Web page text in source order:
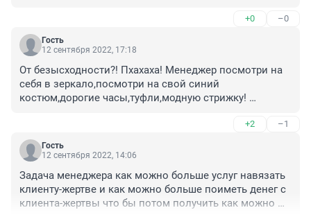
+0 –0
Гость
12 сентября 2022, 17:18
От безысходности?! Пхахаха! Менеджер посмотри на
себя в зеркало,посмотри на свой синий
костюм,дорогие часы,туфли,модную стрижку!
+2 –1
Гость
12 сентября 2022, 14:06
Задача менеджера как можно больше услуг навязать
клиенту-жертве и как можно больше поиметь денег с
клиента-жертвы что бы потом получить как можно